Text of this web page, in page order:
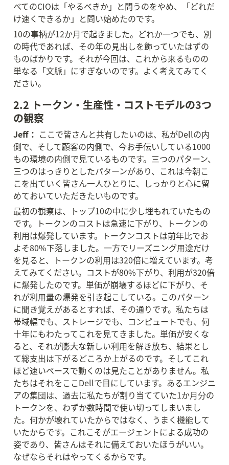
べてのCIOは「やるべきか」と問うのをやめ、「どれだ
け速くできるか」と問い始めたのです。
10の事柄が12か月で起きました。どれか一つでも、別
の時代であれば、その年の見出しを飾っていたはずの
ものばかりです。それが今回は、これから来るものの
単なる「文脈」にすぎないのです。よく考えてみてく
ださい。
2.2 トークン・生産性・コストモデルの3つ
の観察
Jeff： ここで皆さんと共有したいのは、私がDellの内
側で、そして顧客の内側で、今お手伝いしている1000
もの環境の内側で見ているものです。三つのパターン、
三つのはっきりとしたパターンがあり、これは今朝こ
こを出ていく皆さん一人ひとりに、しっかりと心に留
めておいていただきたいものです。
最初の観察は、トップ10の中に少し埋もれていたもの
です。トークンのコストは急速に下がり、トークンの
利用は爆発しています。トークンコストは前年比でお
よそ80%下落しました。一方でリーズニング用途だけ
を見ると、トークンの利用は320倍に増えています。考
えてみてください。コストが80%下がり、利用が320倍
に爆発したのです。単価が崩壊するほどに下がり、そ
れが利用量の爆発を引き起こしている。このパターン
に聞き覚えがあるとすれば、その通りです。私たちは
帯域幅でも、ストレージでも、コンピュートでも、何
十年にもわたってこれを見てきました。単価が安くな
ると、それが膨大な新しい利用を解き放ち、結果とし
て総支出は下がるどころか上がるのです。そしてこれ
ほど速いペースで動くのは見たことがありません。私
たちはそれをここDellで目にしています。あるエンジニ
アの集団は、過去に私たちが割り当てていた1か月分の
トークンを、わずか数時間で使い切ってしまいまし
た。何かが壊れていたからではなく、うまく機能して
いたからです。これこそがエージェントによる成功の
姿であり、皆さんはそれに備えておいたほうがいい。
なぜならそれはやってくるからです。